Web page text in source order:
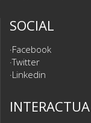
SOCIAL
Facebook
Twitter
Linkedin
INTERACTUA